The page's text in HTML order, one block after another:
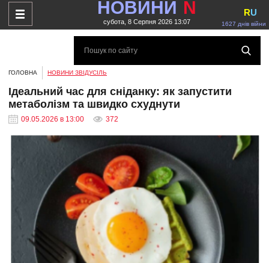
НОВИНИ N
субота, 8 Серпня 2026 13:07 1627 днів війни
RU
ГОЛОВНА НОВИНИ ЗВІДУСІЛЬ
Ідеальний час для сніданку: як запустити
метаболізм та швидко схуднути
09.05.2026 в 13:00 372